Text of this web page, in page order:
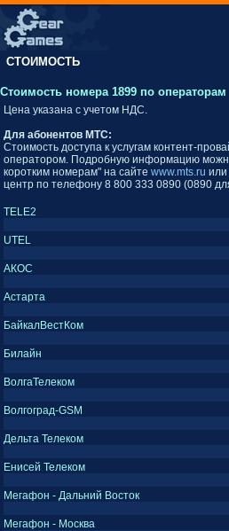
СТОИМОСТЬ
Стоимость номера 1899 по операторам
Цена указана с учетом НДС.
Для абонентов MTC:
Стоимость доступа к услугам контент-
оператором. Подробную информацию
коротким номерам" на сайте www.mts.ru или
центр по телефону 8 800 333 0890 (0890
TELE2
UTEL
АКОС
Астарта
БайкалВестКом
Билайн
ВолгаТелеком
Волгоград-GSM
Дельта Телеком
Енисей Телеком
Мегафон - Дальний Восток
Мегафон - Москва